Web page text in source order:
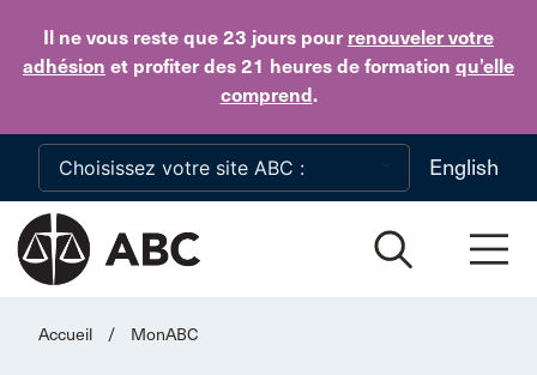
Il ne vous reste que 23 jours pour renouveler votre
adhésion et profiter des 21 heures de formation qu’elle
comprend.
Skip to main content
English
Accueil / MonABC